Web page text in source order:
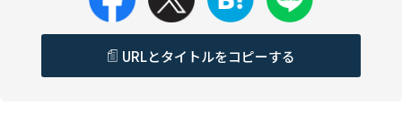
URLとタイトルをコピーする